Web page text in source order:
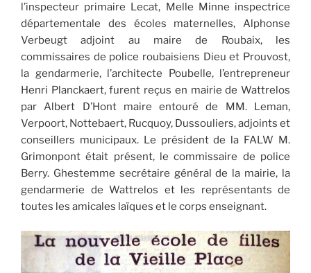
l’inspecteur primaire Lecat, Melle Minne inspectrice
départementale des écoles maternelles, Alphonse
Verbeugt adjoint au maire de Roubaix, les
commissaires de police roubaisiens Dieu et Prouvost,
la gendarmerie, l’architecte Poubelle, l’entrepreneur
Henri Planckaert, furent reçus en mairie de Wattrelos
par Albert D’Hont maire entouré de MM. Leman,
Verpoort, Nottebaert, Rucquoy, Dussouliers, adjoints et
conseillers municipaux. Le président de la FALW M.
Grimonpont était présent, le commissaire de police
Berry. Ghestemme secrétaire général de la mairie, la
gendarmerie de Wattrelos et les représentants de
toutes les amicales laïques et le corps enseignant.